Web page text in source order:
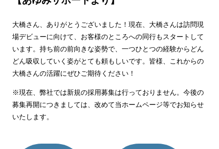
大橋さん、ありがとうございました！現在、大橋さんは訪問現
場デビューに向けて、お客様のところへの同行もスタートして
います。持ち前の前向きな姿勢で、一つひとつの経験からどん
どん吸収していく姿がとても頼もしいです。皆様、これからの
大橋さんの活躍にぜひご期待ください！
※現在、弊社では新規の採用募集は行っておりません。今後の
募集再開につきましては、改めて当ホームページ等でお知らせ
いたします。